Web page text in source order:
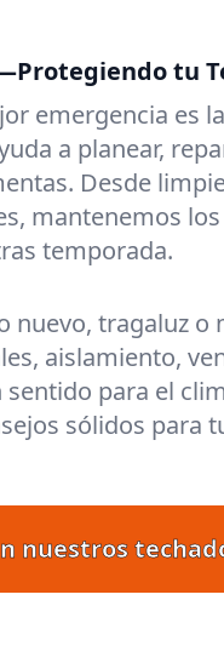
tu
emergencia es
a planear,
Desde
mantenemos
temporada.
nuevo, tragaluz o
aislamiento,
para el
sólidos para
nuestros